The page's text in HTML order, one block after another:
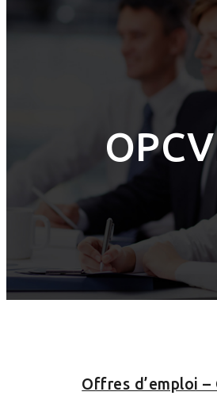
Offres d’emploi –